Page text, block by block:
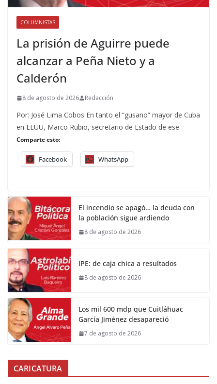
COLUMNISTAS
La prisión de Aguirre puede
alcanzar a Peña Nieto y a
Calderón
8 de agosto de 2026 Redacción
Por: José Lima Cobos En tanto el “gusano” mayor de Cuba
en EEUU, Marco Rubio, secretario de Estado de ese
Comparte esto:
Facebook WhatsApp
El incendio se apagó… la deuda con
la población sigue ardiendo
8 de agosto de 2026
IPE: de caja chica a resultados
8 de agosto de 2026
Los mil 600 mdp que Cuitláhuac
García Jiménez desapareció
7 de agosto de 2026
CARICATURA